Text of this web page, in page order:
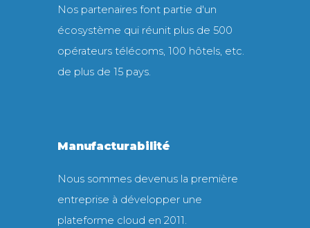
Nos partenaires font partie d'un
écosystème qui réunit plus de 500
opérateurs télécoms, 100 hôtels, etc.
de plus de 15 pays.
Manufacturabilité
Nous sommes devenus la première
entreprise à développer une
plateforme cloud en 2011.